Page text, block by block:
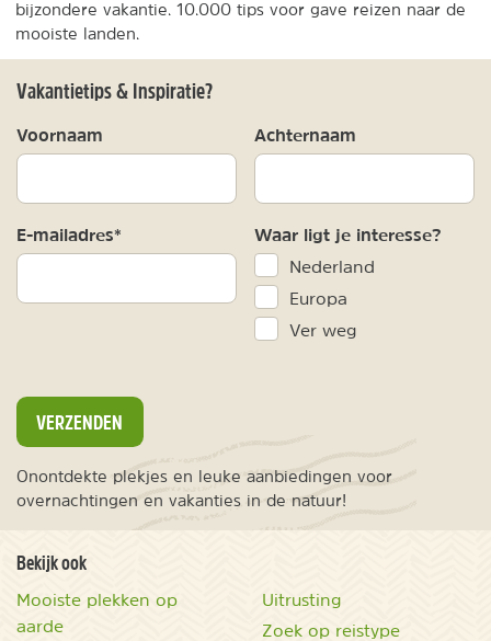
bijzondere vakantie. 10.000 tips voor gave reizen naar de
mooiste landen.
Vakantietips & Inspiratie?
Voornaam Achternaam
E-mailadres* Waar ligt je interesse?
Nederland
Europa
Ver weg
VERZENDEN
Onontdekte plekjes en leuke aanbiedingen voor
overnachtingen en vakanties in de natuur!
Bekijk ook
Mooiste plekken op
aarde
Uitrusting
Zoek op reistype